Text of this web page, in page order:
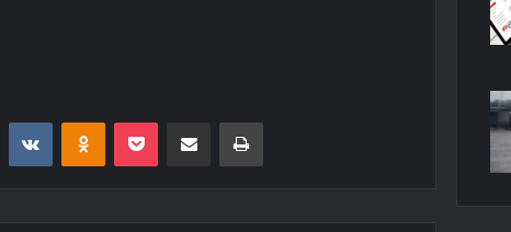
Reddit VKontakteOdnoklassniki
Pocket E-Posta ile paylaş Yazdır